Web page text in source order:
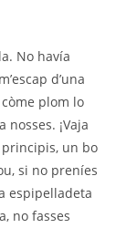
No havía
d’una
còme plom lo
¡Vaja
un bo
si no preníes
espipelladeta
no fasses